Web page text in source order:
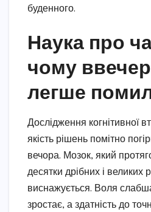
буденного.
Наука про
чому
легше
Дослідження когнітивної
якість рішень помітно
вечора. Мозок, який
десятки дрібних і великих
виснажується. Воля
зростає, а здатність до